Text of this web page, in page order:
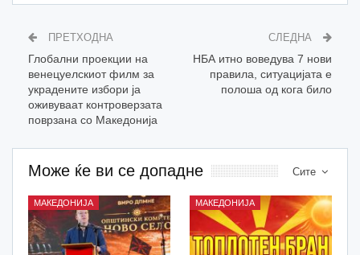
ПРЕТХОДНА
Глобални проекции на
венецуелскиот филм за
украдените избори ја
оживуваат контроверзата
поврзана со Македонија
СЛЕДНА
НБА итно воведува 7 нови
правила, ситуацијата е
полоша од кога било
Сите
Може ќе ви се допадне
МАКЕДОНИЈА МАКЕДОНИЈА